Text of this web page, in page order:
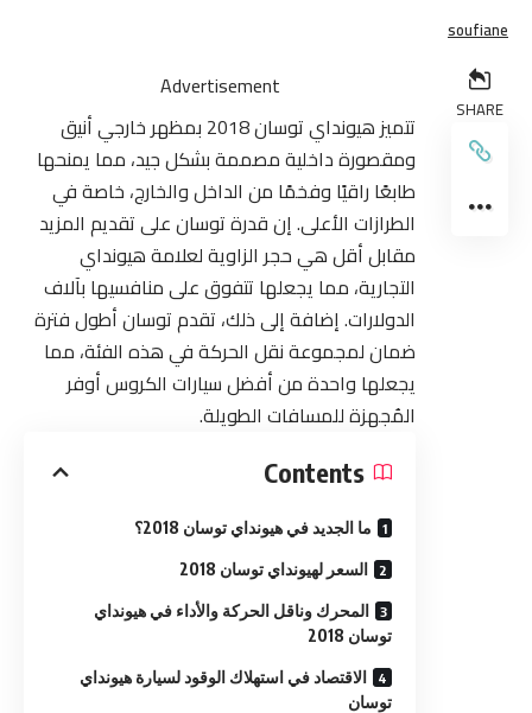
soufiane
SHARE
Advertisement
تتميز هيونداي توسان 2018 بمظهر خارجي أنيق
ومقصورة داخلية مصممة بشكل جيد، مما يمنحها
طابعًا راقيًا وفخمًا من الداخل والخارج، خاصة في
الطرازات الأعلى. إن قدرة توسان على تقديم المزيد
مقابل أقل هي حجر الزاوية لعلامة هيونداي
التجارية، مما يجعلها تتفوق على منافسيها بآلاف
الدولارات. إضافة إلى ذلك، تقدم توسان أطول فترة
ضمان لمجموعة نقل الحركة في هذه الفئة، مما
يجعلها واحدة من أفضل سيارات الكروس أوفر
المُجهزة للمسافات الطويلة.
Contents
ما الجديد في هيونداي توسان 2018؟
السعر لهيونداي توسان 2018
المحرك وناقل الحركة والأداء في هيونداي
توسان 2018
الاقتصاد في استهلاك الوقود لسيارة هيونداي
توسان